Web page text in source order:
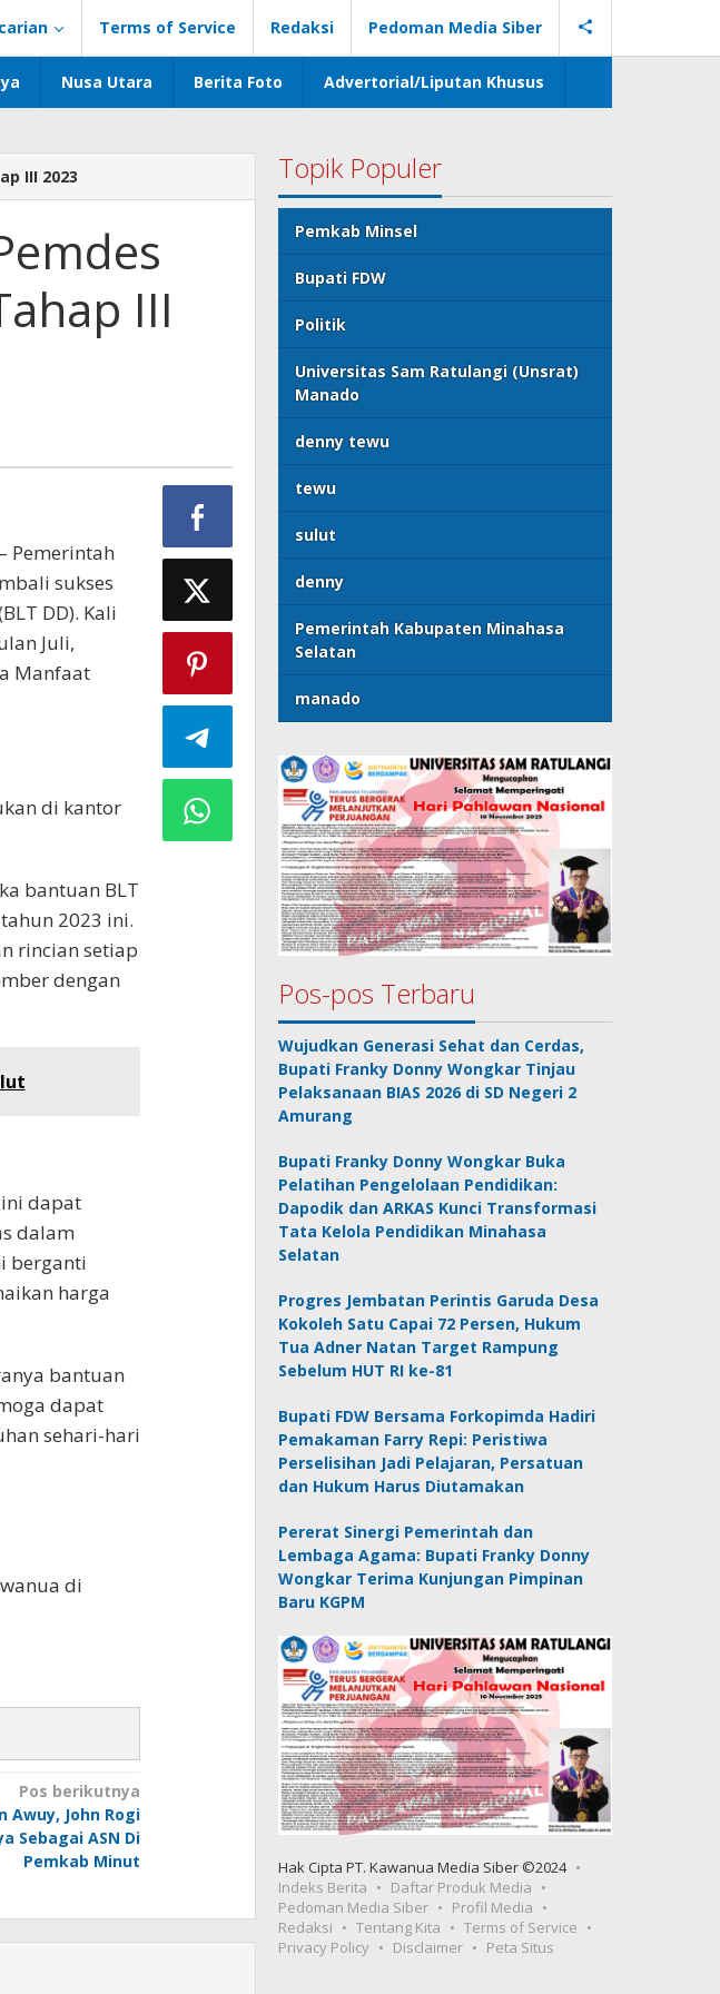
Terms of Service Redaksi Pedoman Media Siber
Nusa Utara Berita Foto Advertorial/Liputan Khusus
III 2023
III
– Pemerintah
sukses
DD). Kali
Juli,
Manfaat
di kantor
bantuan BLT
2023 ini.
rincian setiap
dengan
dapat
dalam
berganti
harga
bantuan
dapat
sehari-hari
di
Pos berikutnya
Awuy, John Rogi
Sebagai ASN Di
Pemkab Minut
Topik Populer
Pemkab Minsel
Bupati FDW
Politik
Universitas Sam Ratulangi (Unsrat)
Manado
denny tewu
tewu
sulut
denny
Pemerintah Kabupaten Minahasa
Selatan
manado
Pos-pos Terbaru
Wujudkan Generasi Sehat dan Cerdas,
Bupati Franky Donny Wongkar Tinjau
Pelaksanaan BIAS 2026 di SD Negeri 2
Amurang
Bupati Franky Donny Wongkar Buka
Pelatihan Pengelolaan Pendidikan:
Dapodik dan ARKAS Kunci Transformasi
Tata Kelola Pendidikan Minahasa
Selatan
Progres Jembatan Perintis Garuda Desa
Kokoleh Satu Capai 72 Persen, Hukum
Tua Adner Natan Target Rampung
Sebelum HUT RI ke-81
Bupati FDW Bersama Forkopimda Hadiri
Pemakaman Farry Repi: Peristiwa
Perselisihan Jadi Pelajaran, Persatuan
dan Hukum Harus Diutamakan
Pererat Sinergi Pemerintah dan
Lembaga Agama: Bupati Franky Donny
Wongkar Terima Kunjungan Pimpinan
Baru KGPM
Hak Cipta PT. Kawanua Media Siber ©2024
Indeks Berita
Daftar Produk Media
Pedoman Media Siber
Profil Media
Redaksi
Tentang Kita
Terms of Service
Privacy Policy
Disclaimer Peta Situs